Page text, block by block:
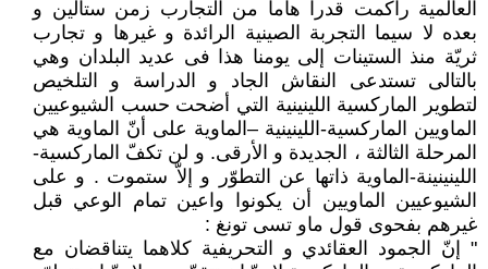
العالمية راكمت قدرا هاما من التجارب زمن ستالين و
بعده لا سيما التجربة الصينية الرائدة و غيرها و تجارب
ثريّة منذ الستينات إلى يومنا هذا فى عديد البلدان وهي
بالتالى تستدعى النقاش الجاد و الدراسة و التلخيص
لتطوير الماركسية اللينينية التي أضحت حسب الشيوعيين
الماويين الماركسية-اللينينية –الماوية على أنّ الماوية هي
المرحلة الثالثة ، الجديدة و الأرقى. و لن تكفّ الماركسية-
اللينينينة-الماوية ذاتها عن التطوّر و إلاّ ستموت . و على
الشيوعيين الماويين أن يكونوا واعين تمام الوعي قبل
غيرهم بفحوى قول ماو تسى تونغ :
" إنّ الجمود العقائدي و التحريفية كلاهما يتناقضان مع